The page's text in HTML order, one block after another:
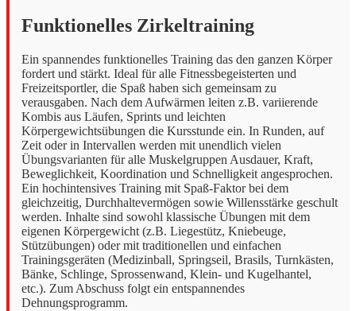
Funktionelles Zirkeltraining
Ein spannendes funktionelles Training das den ganzen Körper
fordert und stärkt. Ideal für alle Fitnessbegeisterten und
Freizeitsportler, die Spaß haben sich gemeinsam zu
verausgaben. Nach dem Aufwärmen leiten z.B. variierende
Kombis aus Läufen, Sprints und leichten
Körpergewichtsübungen die Kursstunde ein. In Runden, auf
Zeit oder in Intervallen werden mit unendlich vielen
Übungsvarianten für alle Muskelgruppen Ausdauer, Kraft,
Beweglichkeit, Koordination und Schnelligkeit angesprochen.
Ein hochintensives Training mit Spaß-Faktor bei dem
gleichzeitig, Durchhaltevermögen sowie Willensstärke geschult
werden. Inhalte sind sowohl klassische Übungen mit dem
eigenen Körpergewicht (z.B. Liegestütz, Kniebeuge,
Stützübungen) oder mit traditionellen und einfachen
Trainingsgeräten (Medizinball, Springseil, Brasils, Turnkästen,
Bänke, Schlinge, Sprossenwand, Klein- und Kugelhantel,
etc.). Zum Abschuss folgt ein entspannendes
Dehnungsprogramm.